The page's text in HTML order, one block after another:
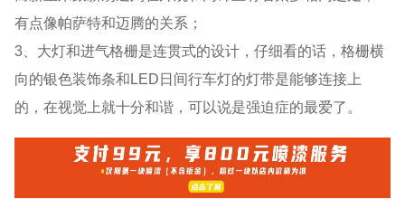
有点像帕萨特和迈腾的关系；
3、大灯和进气格栅是连贯式的设计，仔细看的话，格栅横
向的银色装饰条和LED日间行车灯的灯带是能够连接上
的，在视觉上就十分和谐，可以说是强迫症的最爱了。